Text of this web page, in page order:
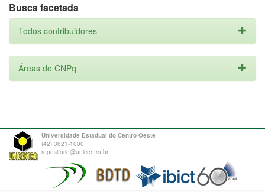
Busca facetada
Todos contribuidores
Áreas do CNPq
Universidade Estadual do Centro-Oeste
(42) 3621-1000
repositorio@unicentro.br